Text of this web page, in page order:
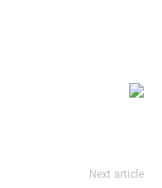
Next article